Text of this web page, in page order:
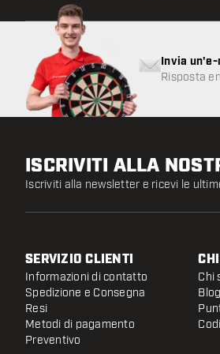
Invia
Risposta
ISCRIVITI ALLA
Iscriviti alla newsletter e ricevi le
SERVIZIO CLIENTI
Informazioni di contatto
Spedizione e Consegna
Resi
Metodi di pagamento
Preventivo
Chi